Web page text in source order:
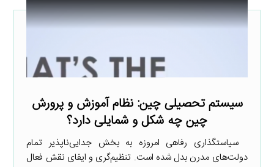
سیستم تحصیلی چین: نظام آموزش و پرورش
چین چه شکل و شمایلی دارد؟
سیاستگذاری رفاهی امروزه به بخش جدایی‌ناپذیر تمام
دولت‌های مدرن بدل شده است. تنظیم‌گری و ایفای نقش فعال